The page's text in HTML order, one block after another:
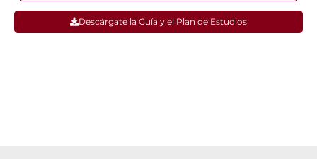
Descárgate la Guía y el Plan de Estudios